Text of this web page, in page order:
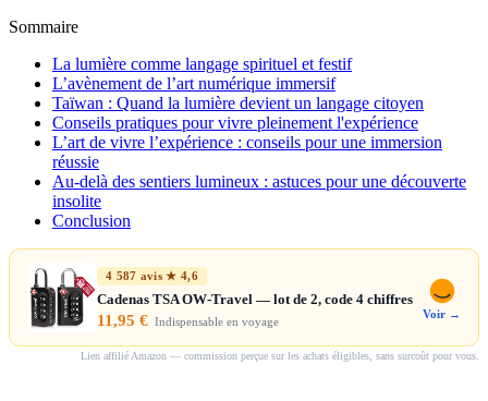
Sommaire
La lumière comme langage spirituel et festif
L’avènement de l’art numérique immersif
Taïwan : Quand la lumière devient un langage citoyen
Conseils pratiques pour vivre pleinement l'expérience
L’art de vivre l’expérience : conseils pour une immersion
réussie
Au-delà des sentiers lumineux : astuces pour une découverte
insolite
Conclusion
4 587 avis ★ 4,6
Cadenas TSA OW-Travel — lot de 2, code 4 chiffres
11,95 € Indispensable en voyage
Voir →
Lien affilié Amazon — commission perçue sur les achats éligibles, sans surcoût pour vous.